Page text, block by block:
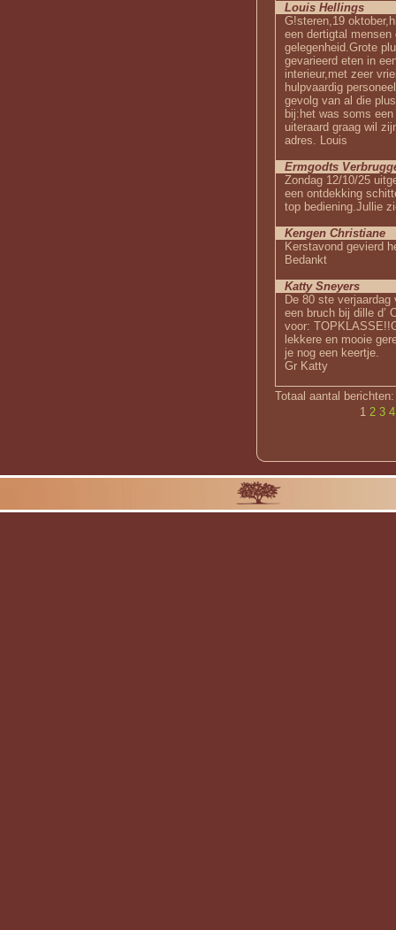
Louis Hellings
G!steren,19
een dertigtal mensen
gelegenheid.Grote
gevarieerd eten in
interieur,met zeer
hulpvaardig
gevolg van al die
bij:het was soms
uiteraard graag wil
adres. Louis
Ermgodts
Zondag 12/10/25
een ontdekking
top bediening.Jullie
Kengen Christiane
Kerstavond gevierd
Bedankt
Katty Sneyers
De 80 ste
een bruch bij dille d’
voor:
lekkere en mooie
je nog een keertje.
Gr Katty
Totaal aantal berichten:
1 2 3 4